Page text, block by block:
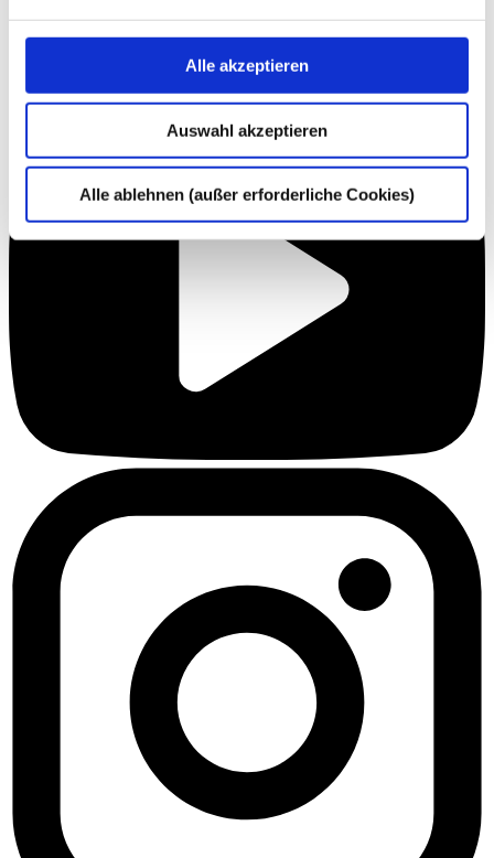
Alle akzeptieren
Auswahl akzeptieren
Alle ablehnen (außer erforderliche Cookies)